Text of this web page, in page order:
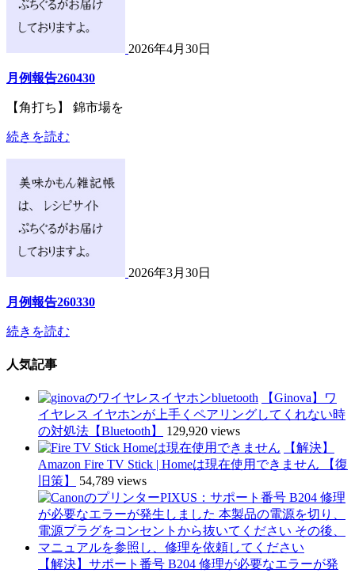
2026年4月30日
月例報告260430
【角打ち】 錦市場を
続きを読む
2026年3月30日
月例報告260330
続きを読む
人気記事
【Ginova】ワ
イヤレス イヤホンが上手くペアリングしてくれない時
の対処法【Bluetooth】
129,920 views
【解決】
Amazon Fire TV Stick | Homeは現在使用できません 【復
旧策】
54,789 views
【解決】サポート番号 B204 修理が必要なエラーが発